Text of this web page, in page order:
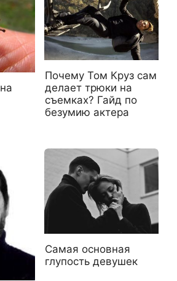
Почему Том Круз сам
делает трюки на
съемках? Гайд по
безумию актера
Самая основная
глупость девушек